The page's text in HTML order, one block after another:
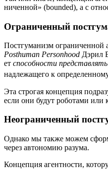
ни­чен­ной» (bounded), а с
Ограниченный
Пост­гу­ма­низм огра­ни­чен­ной
Posthuman Personhood Дэрил
ет спо­соб­но­сти
над­ле­жа­ще­го к
Эта стро­гая кон­цеп­ция
если они будут робо­та­ми
Неограниченный
Одна­ко мы так­же можем
через авто­но­мию разума.
Кон­цеп­ция агент­но­сти,